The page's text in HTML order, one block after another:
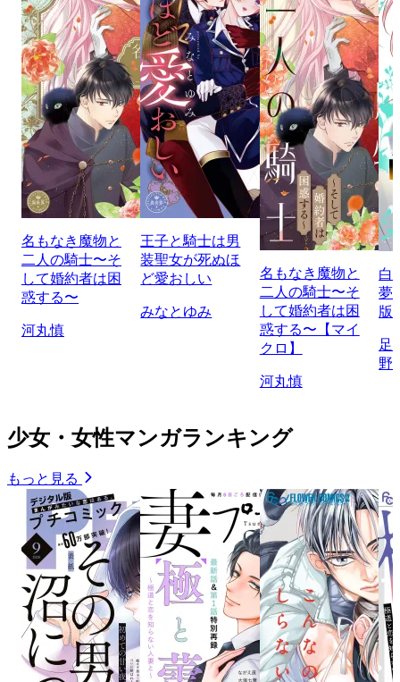
名もなき魔物と
二人の騎士〜そ
して婚約者は困
惑する〜
河丸慎
王子と騎士は男
装聖女が死ぬほ
ど愛おしい
みなとゆみ
名もなき魔物と
二人の騎士〜そ
して婚約者は困
惑する〜【マイ
クロ】
河丸慎
白
夢
版
足
野
少女・女性マンガランキング
もっと見る